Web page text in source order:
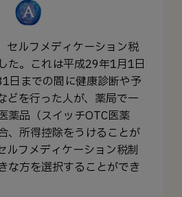
セルフメディケーション税
た。これは平成29年1月1日
日までの間に健康診断や予
どを行った人が、薬局で一
薬品（スイッチOTC医薬
、所得控除をうけることが
ルフメディケーション税制
な方を選択することができ